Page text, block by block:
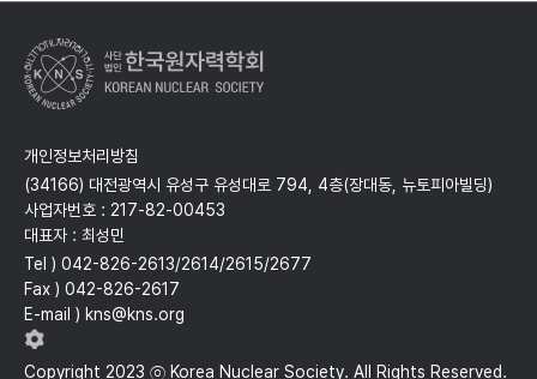
개인정보처리방침
(34166) 대전광역시 유성구 유성대로 794, 4층(장대동, 뉴토피아빌딩)
사업자번호 : 217-82-00453
대표자 : 최성민
Tel ) 042-826-2613/2614/2615/2677
Fax ) 042-826-2617
E-mail ) kns@kns.org
Copyright 2023 ⓒ Korea Nuclear Society. All Rights Reserved.